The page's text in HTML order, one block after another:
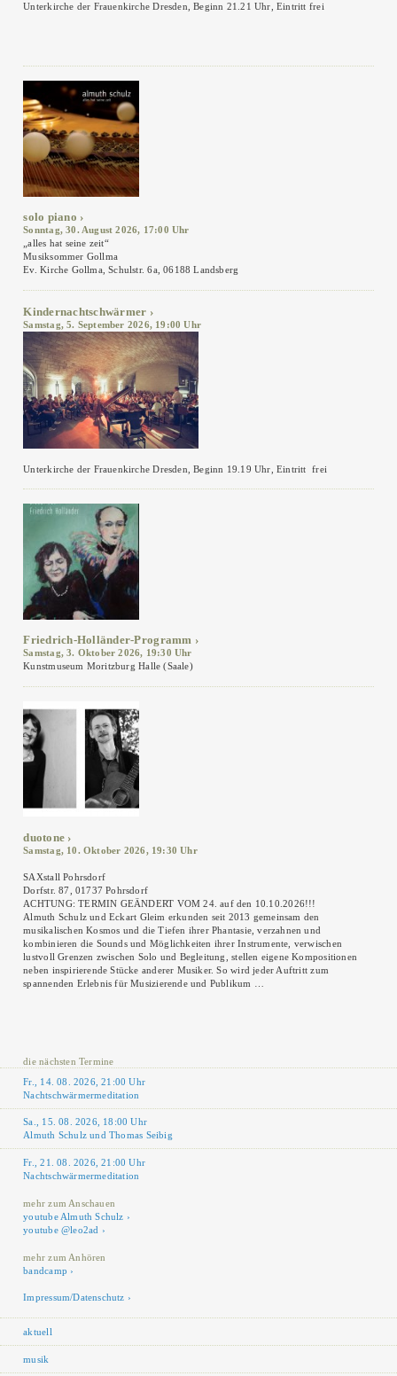
Unterkirche der Frauenkirche Dresden, Beginn 21.21 Uhr, Eintritt frei
solo piano
Sonntag, 30. August 2026, 17:00 Uhr
„alles hat seine zeit“
Musiksommer Gollma
Ev. Kirche Gollma, Schulstr. 6a, 06188 Landsberg
Kindernachtschwärmer
Samstag, 5. September 2026, 19:00 Uhr
Unterkirche der Frauenkirche Dresden, Beginn 19.19 Uhr, Eintritt frei
Friedrich-Holländer-Programm
Samstag, 3. Oktober 2026, 19:30 Uhr
Kunstmuseum Moritzburg Halle (Saale)
duotone
Samstag, 10. Oktober 2026, 19:30 Uhr
SAXstall Pohrsdorf
Dorfstr. 87, 01737 Pohrsdorf
ACHTUNG: TERMIN GEÄNDERT VOM 24. auf den 10.10.2026!!!
Almuth Schulz und Eckart Gleim erkunden seit 2013 gemeinsam den
musikalischen Kosmos und die Tiefen ihrer Phantasie, verzahnen und
kombinieren die Sounds und Möglichkeiten ihrer Instrumente, verwischen
lustvoll Grenzen zwischen Solo und Begleitung, stellen eigene Kompositionen
neben inspirierende Stücke anderer Musiker. So wird jeder Auftritt zum
spannenden Erlebnis für Musizierende und Publikum …
die nächsten Termine
Fr., 14. 08. 2026, 21:00 Uhr
Nachtschwärmermeditation
Sa., 15. 08. 2026, 18:00 Uhr
Almuth Schulz und Thomas Seibig
Fr., 21. 08. 2026, 21:00 Uhr
Nachtschwärmermeditation
mehr zum Anschauen
youtube Almuth Schulz
youtube @leo2ad
mehr zum Anhören
bandcamp
Impressum/Datenschutz
aktuell
musik